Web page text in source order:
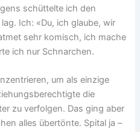
schüttelte ich den
Ich: «Du, ich glaube, wir
sehr komisch, ich mache
ich nur Schnarchen.
um als einzige
die
zu verfolgen. Das ging aber
alles übertönte. Spital ja –